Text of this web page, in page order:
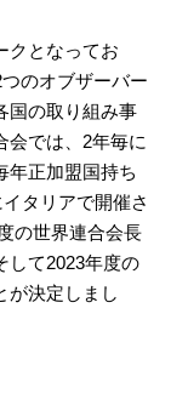
クとなってお
のオブザーバー
国の取り組み事
会では、2年毎に
年正加盟国持ち
タリアで開催さ
の世界連合会長
して2023年度の
が決定しまし